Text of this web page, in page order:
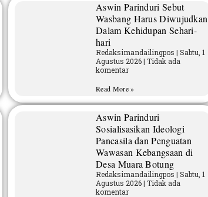
Aswin Parinduri Sebut
Wasbang Harus Diwujudkan
Dalam Kehidupan Sehari-
hari
Redaksimandailingpos Sabtu, 1
Agustus 2026 Tidak ada
komentar
Read More »
Aswin Parinduri
Sosialisasikan Ideologi
Pancasila dan Penguatan
Wawasan Kebangsaan di
Desa Muara Botung
Redaksimandailingpos Sabtu, 1
Agustus 2026 Tidak ada
komentar